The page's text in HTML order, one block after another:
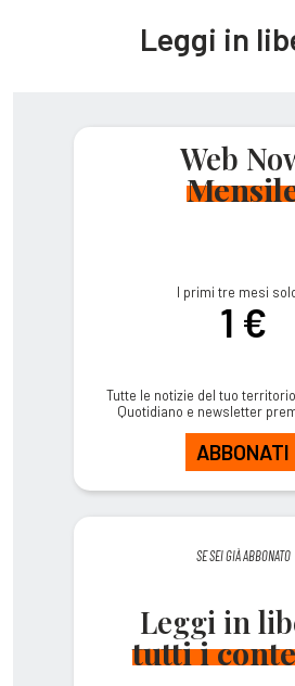
Leggi in
Web
I primi tre mesi
1 €
Tutte le notizie del tuo
Quotidiano e newsletter
ABBONATI
SE SEI GIÀ ABBONATO
Leggi in
tutti i